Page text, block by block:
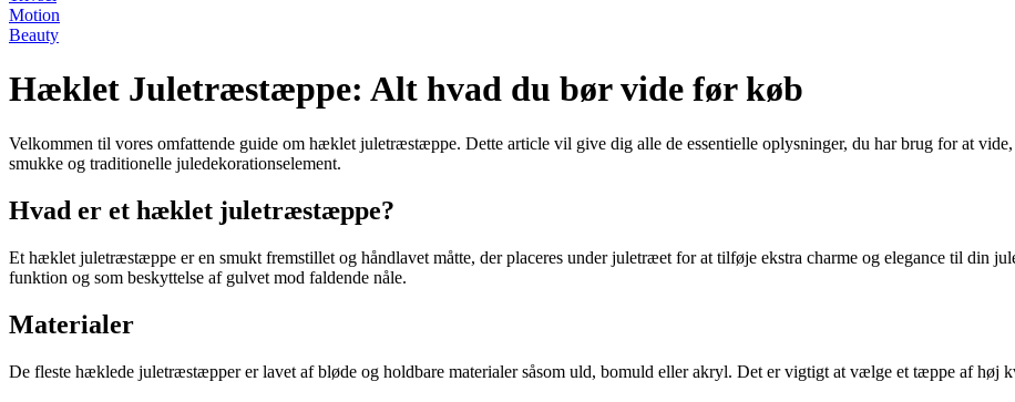
Motion
Beauty
Hæklet Juletræstæppe: Alt hvad du bør vide før køb
Velkommen til vores omfattende guide om hæklet juletræstæppe. Dette article vil give dig alle de essentielle oplysninger, du har brug for at
smukke og traditionelle juledekorationselement.
Hvad er et hæklet juletræstæppe?
Et hæklet juletræstæppe er en smukt fremstillet og håndlavet måtte, der placeres under juletræet for at tilføje ekstra charme og elegance til din
funktion og som beskyttelse af gulvet mod faldende nåle.
Materialer
De fleste hæklede juletræstæpper er lavet af bløde og holdbare materialer såsom uld, bomuld eller akryl. Det er vigtigt at vælge et tæppe af høj